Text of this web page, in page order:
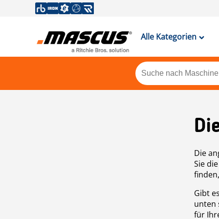
Alle Kategorien
Die
Sie
Gibt
unten
für